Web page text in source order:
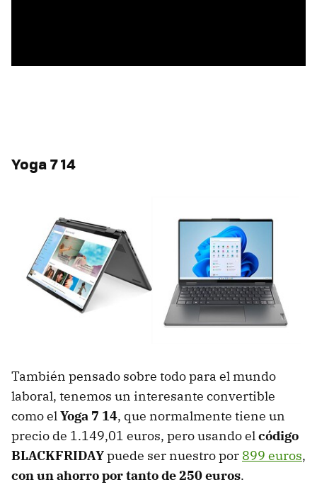
Yoga 7 14
También pensado sobre todo para el mundo
laboral, tenemos un interesante convertible
como elYoga 7 14, que normalmente tiene un
precio de 1.149,01 euros, pero usando elcódigo
BLACKFRIDAYpuede ser nuestro por 899 euros,
con un ahorro por tanto de 250 euros.